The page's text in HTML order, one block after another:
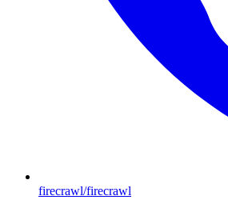
firecrawl/firecrawl